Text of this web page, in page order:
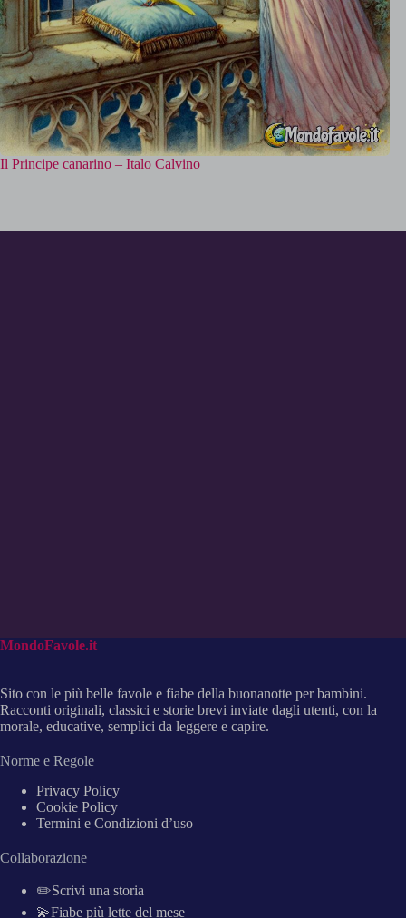
Il Principe canarino – Italo Calvino
MondoFavole.it
Sito con le più belle favole e fiabe della buonanotte per bambini.
Racconti originali, classici e storie brevi inviate dagli utenti, con la
morale, educative, semplici da leggere e capire.
Norme e Regole
Privacy Policy
Cookie Policy
Termini e Condizioni d’uso
Collaborazione
✏️Scrivi una storia
💫Fiabe più lette del mese